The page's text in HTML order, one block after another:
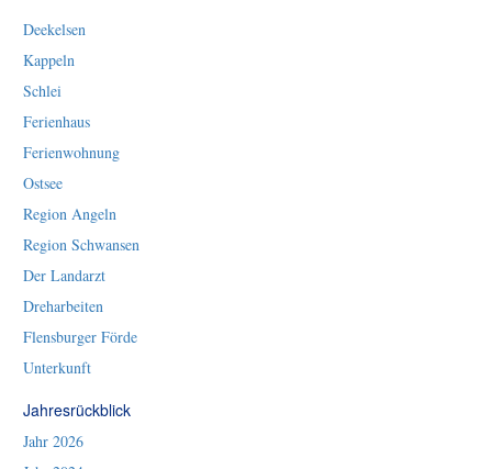
Deekelsen
Kappeln
Schlei
Ferienhaus
Ferienwohnung
Ostsee
Region Angeln
Region Schwansen
Der Landarzt
Dreharbeiten
Flensburger Förde
Unterkunft
Jahresrückblick
Jahr 2026